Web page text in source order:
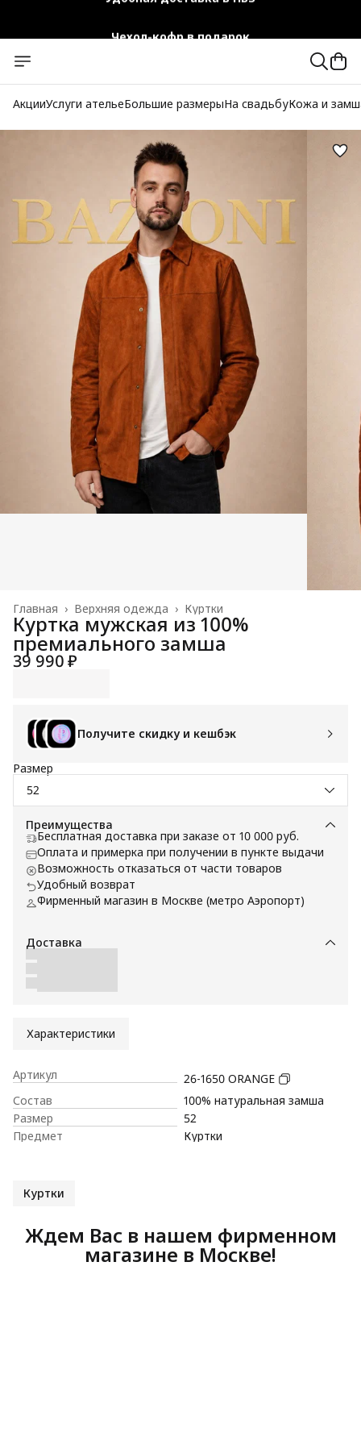
Бесплатная доставка при заказе от 10 000 руб.
АкцииУслуги ательеБольшие размерыНа свадьбуКожа и
Куртки
Верхняя одежда ›
Главная ›
Куртка мужская из 100%
премиального замша
39 990 ₽
Получите скидку и кешбэк
Размер
52
Преимущества
Бесплатная доставка при заказе от 10 000 руб.
Оплата и примерка при получении в пункте выдачи
Возможность отказаться от части товаров
Удобный возврат
Фирменный магазин в Москве (метро Аэропорт)
Доставка
Характеристики
Артикул
26-1650 ORANGE
Состав
100% натуральная замша
Размер
52
Предмет
Куртки
Куртки
Ждем Вас в нашем фирменном
магазине в Москве!